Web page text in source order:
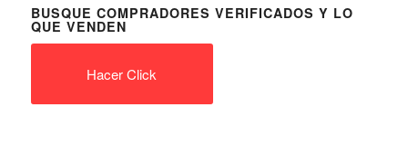
BUSQUE COMPRADORES VERIFICADOS Y LO
QUE VENDEN
Hacer Click